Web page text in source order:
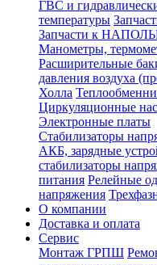
ГВС и
температуры
Запчасти к
Манометры,
Расширительные
давления воздуха
Холла
Циркуляционные
Электронные платы
Стабилизаторы
АКБ, зарядные
стабилизаторы
питания Релейные
напряжения
О компании
Доставка и оплата
Сервис
Монтаж ГРПШ